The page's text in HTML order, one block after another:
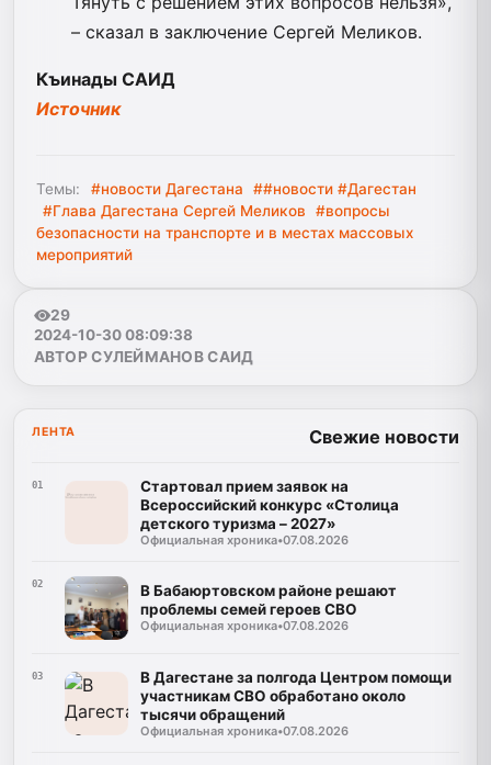
– сказал в заключение Сергей Меликов.
Къинады САИД
Источник
Темы: #новости Дагестана
##новости #Дагестан
#Глава Дагестана Сергей Меликов
#вопросы
безопасности на транспорте и в местах массовых
мероприятий
29
2024-10-30 08:09:38
АВТОР СУЛЕЙМАНОВ САИД
ЛЕНТА Свежие новости
01
Стартовал прием заявок на
Всероссийский конкурс «Столица
детского туризма – 2027»
Официальная хроника•07.08.2026
02
В Бабаюртовском районе решают
проблемы семей героев СВО
Официальная хроника•07.08.2026
03
В Дагестане за полгода Центром помощи
участникам СВО обработано около
тысячи обращений
Официальная хроника•07.08.2026